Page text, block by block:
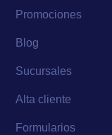
Promociones
Blog
Sucursales
Alta cliente
Formularios